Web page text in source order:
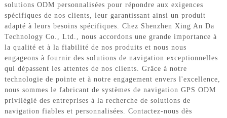
solutions ODM personnalisées pour répondre aux exigences
spécifiques de nos clients, leur garantissant ainsi un produit
adapté à leurs besoins spécifiques. Chez Shenzhen Xing An Da
Technology Co., Ltd., nous accordons une grande importance à
la qualité et à la fiabilité de nos produits et nous nous
engageons à fournir des solutions de navigation exceptionnelles
qui dépassent les attentes de nos clients. Grâce à notre
technologie de pointe et à notre engagement envers l'excellence,
nous sommes le fabricant de systèmes de navigation GPS ODM
privilégié des entreprises à la recherche de solutions de
navigation fiables et personnalisées. Contactez-nous dès